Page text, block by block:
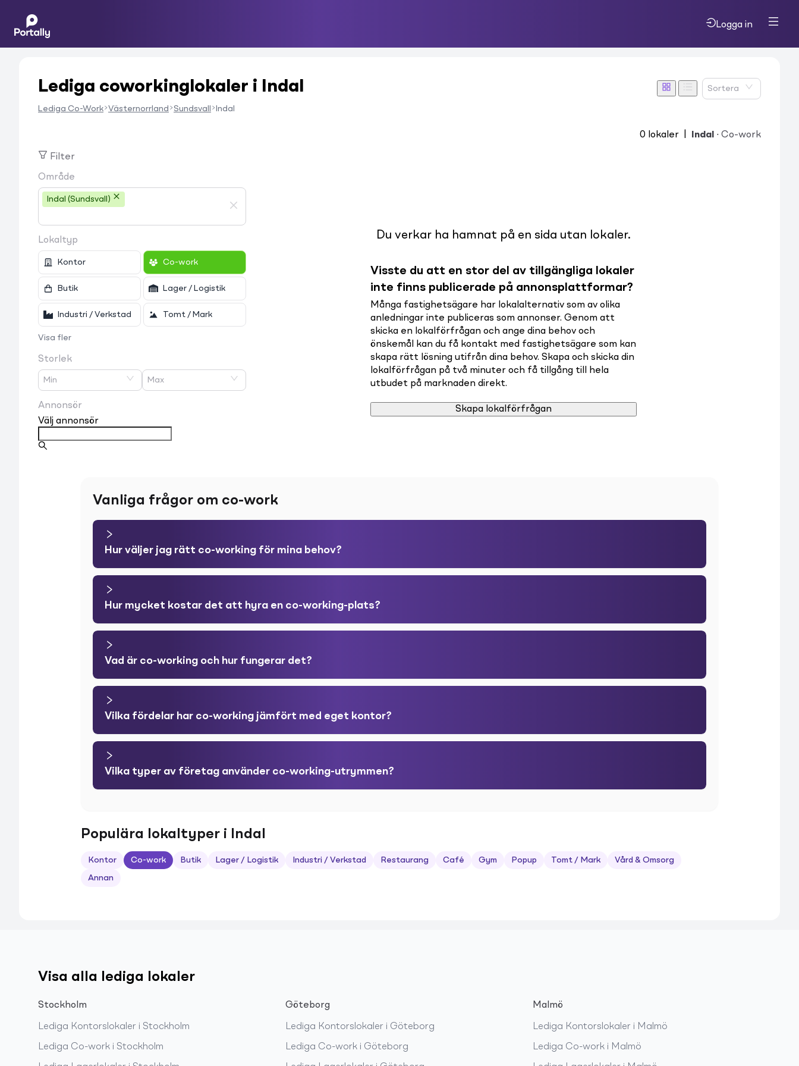
Logga in
Lediga coworkinglokaler i Indal
Lediga Co-Work Västernorrland Sundsvall Indal
Sortera
0 lokaler Indal · Co-work
Filter
Område
Indal (Sundsvall)
Lokaltyp
Kontor Co-work
Butik Lager / Logistik
Industri / Verkstad Tomt / Mark
Visa fler
Storlek
Min Max
Annonsör
Välj annonsör
Du verkar ha hamnat på en sida utan lokaler.
Visste du att en stor del av tillgängliga lokaler
inte finns publicerade på annonsplattformar?
Många fastighetsägare har lokalalternativ som av olika
anledningar inte publiceras som annonser. Genom att
skicka en lokalförfrågan och ange dina behov och
önskemål kan du få kontakt med fastighetsägare som kan
skapa rätt lösning utifrån dina behov. Skapa och skicka din
lokalförfrågan på två minuter och få tillgång till hela
utbudet på marknaden direkt.
Skapa lokalförfrågan
Vanliga frågor om co-work
Hur väljer jag rätt co-working för mina behov?
Hur mycket kostar det att hyra en co-working-plats?
Vad är co-working och hur fungerar det?
Vilka fördelar har co-working jämfört med eget kontor?
Vilka typer av företag använder co-working-utrymmen?
Populära lokaltyper i Indal
Kontor Co-work Butik Lager / Logistik Industri / Verkstad Restaurang Café Gym Popup Tomt / Mark Vård & Omsorg
Annan
Visa alla lediga lokaler
Stockholm
Lediga Kontorslokaler i Stockholm
Lediga Co-work i Stockholm
Göteborg
Lediga Kontorslokaler i Göteborg
Lediga Co-work i Göteborg
Malmö
Lediga Kontorslokaler i Malmö
Lediga Co-work i Malmö